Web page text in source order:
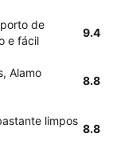
de
e fácil
9.4
Alamo
8.8
limpos
8.8